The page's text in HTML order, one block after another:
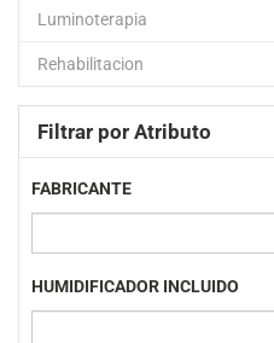
Luminoterapia
Rehabilitacion
Filtrar por Atributo
FABRICANTE
HUMIDIFICADOR INCLUIDO